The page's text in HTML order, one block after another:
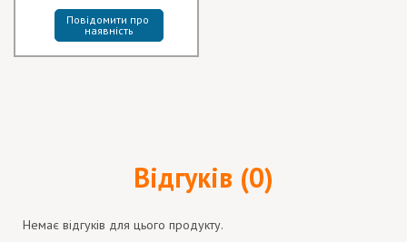
Повідомити про
наявність
Відгуків (0)
Немає відгуків для цього продукту.